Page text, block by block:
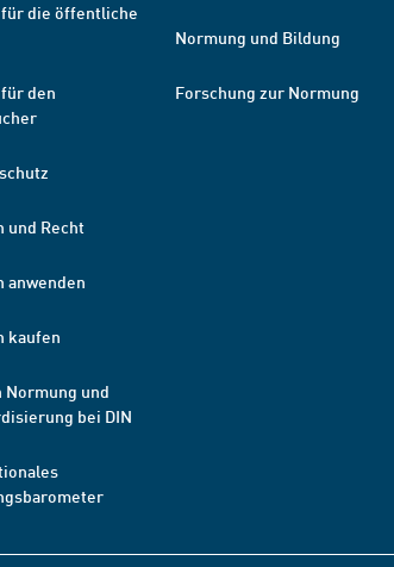
die öffentliche
den
und Recht
anwenden
kaufen
Normung und
bei DIN
Normung und Bildung
Forschung zur Normung